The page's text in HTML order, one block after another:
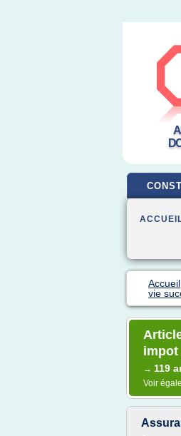
Accueil
vie
impot
→ 119
Voir